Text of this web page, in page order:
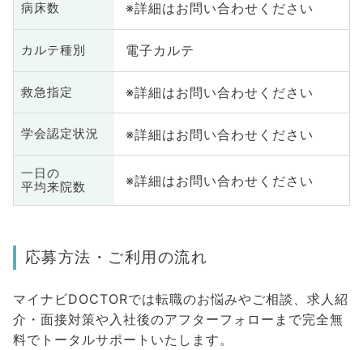
病床数 ※詳細はお問い合わせください
カルテ種別 電子カルテ
救急指定 ※詳細はお問い合わせください
学会認定状況 ※詳細はお問い合わせください
一日の
平均来院数
※詳細はお問い合わせください
応募方法・ご利用の流れ
マイナビDOCTORでは転職のお悩みやご相談、求人紹
介・面接対策や入社後のアフターフォローまで完全無
料でトータルサポートいたします。